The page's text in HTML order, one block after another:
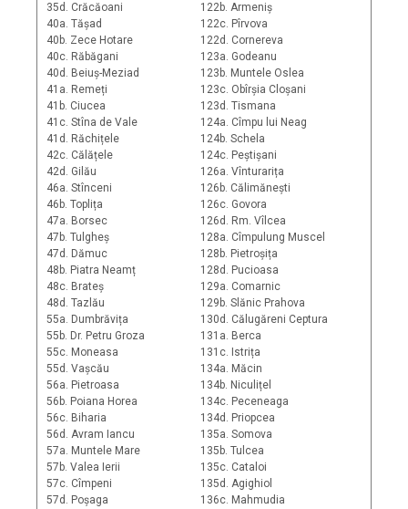
35d. Crăcăoani
40a. Tășad
40b. Zece Hotare
40c. Răbăgani
40d. Beiuș-Meziad
41a. Remeți
41b. Ciucea
41c. Stîna de Vale
41d. Răchițele
42c. Călățele
42d. Gilău
46a. Stînceni
46b. Toplița
47a. Borsec
47b. Tulgheș
47d. Dămuc
48b. Piatra Neamț
48c. Brateș
48d. Tazlău
55a. Dumbrăvița
55b. Dr. Petru Groza
55c. Moneasa
55d. Vașcău
56a. Pietroasa
56b. Poiana Horea
56c. Biharia
56d. Avram Iancu
57a. Muntele Mare
57b. Valea Ierii
57c. Cîmpeni
57d. Poșaga
122b. Armeniș
122c. Pîrvova
122d. Cornereva
123a. Godeanu
123b. Muntele Oslea
123c. Obîrșia Cloșani
123d. Tismana
124a. Cîmpu lui Neag
124b. Schela
124c. Peștișani
126a. Vînturarița
126b. Călimănești
126c. Govora
126d. Rm. Vîlcea
128a. Cîmpulung Muscel
128b. Pietroșița
128d. Pucioasa
129a. Comarnic
129b. Slănic Prahova
130d. Călugăreni Ceptura
131a. Berca
131c. Istrița
134a. Măcin
134b. Niculițel
134c. Peceneaga
134d. Priopcea
135a. Somova
135b. Tulcea
135c. Cataloi
135d. Agighiol
136c. Mahmudia